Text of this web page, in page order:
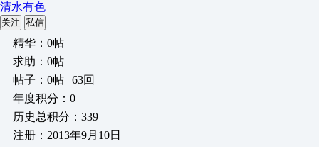
清水有色
关注 私信
精华：0帖
求助：0帖
帖子：0帖 | 63回
年度积分：0
历史总积分：339
注册：2013年9月10日